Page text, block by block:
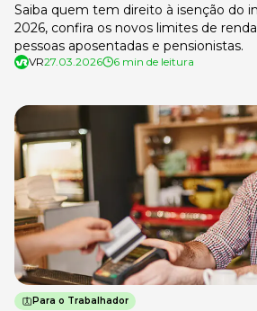
Saiba quem tem direito à isenção do
2026, confira os novos limites de
pessoas aposentadas e pensionistas.
VR27.03.2026 6 min de leitura
Para o Trabalhador